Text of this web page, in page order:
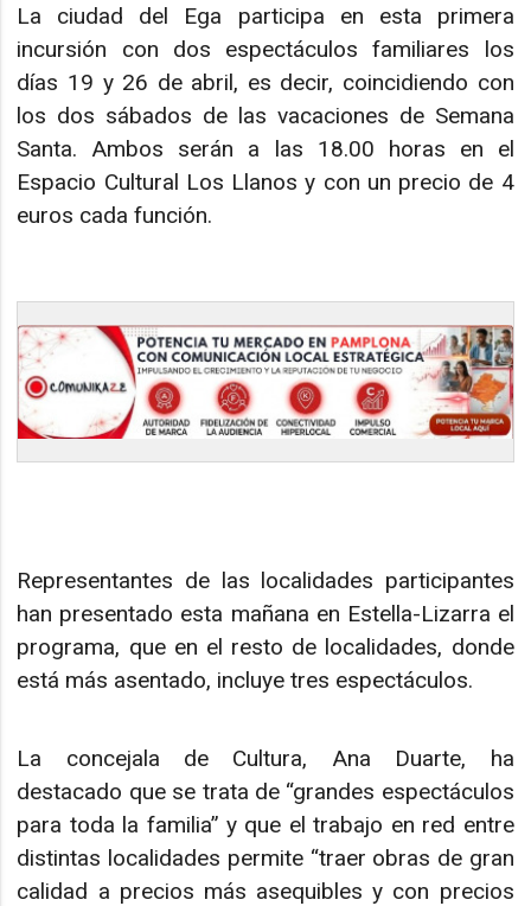
La ciudad del Ega participa en esta primera
incursión con dos espectáculos familiares los
días 19 y 26 de abril, es decir, coincidiendo con
los dos sábados de las vacaciones de Semana
Santa. Ambos serán a las 18.00 horas en el
Espacio Cultural Los Llanos y con un precio de 4
euros cada función.
Representantes de las localidades participantes
han presentado esta mañana en Estella-Lizarra el
programa, que en el resto de localidades, donde
está más asentado, incluye tres espectáculos.
La concejala de Cultura, Ana Duarte, ha
destacado que se trata de “grandes espectáculos
para toda la familia” y que el trabajo en red entre
distintas localidades permite “traer obras de gran
calidad a precios más asequibles y con precios